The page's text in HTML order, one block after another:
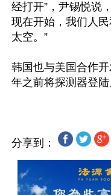
经打开”，尹锡悦说
现在开始，我们人
太空。”
韩国也与美国合作
分享到：